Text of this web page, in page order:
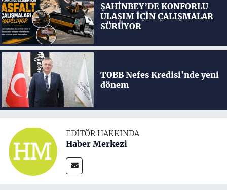
ŞAHİNBEY’DE KONFORLU
ULAŞIM İÇİN ÇALIŞMALAR
SÜRÜYOR
TOBB Nefes Kredisi'nde yeni
dönem
EDITÖR HAKKINDA
Haber Merkezi